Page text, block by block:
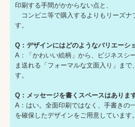
印刷する手間がかからない点と、
コンビニ等で購入するよりもリーズナ
す。
Q：デザインにはどのようなバリエーシ
A：「かわいい絵柄」から、ビジネスシ
ま送れる「フォーマルな文面入り」まで
す。
Q：メッセージを書くスペースはありま
A：はい。全面印刷ではなく、手書きの
を確保したデザインをご用意しています。